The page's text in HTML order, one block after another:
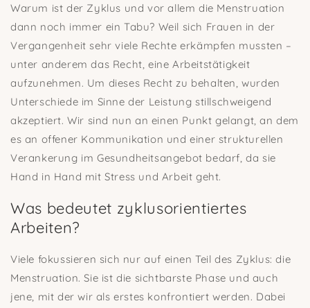
Warum ist der Zyklus und vor allem die Menstruation
dann noch immer ein Tabu? Weil sich Frauen in der
Vergangenheit sehr viele Rechte erkämpfen mussten –
unter anderem das Recht, eine Arbeitstätigkeit
aufzunehmen. Um dieses Recht zu behalten, wurden
Unterschiede im Sinne der Leistung stillschweigend
akzeptiert. Wir sind nun an einen Punkt gelangt, an dem
es an offener Kommunikation und einer strukturellen
Verankerung im Gesundheitsangebot bedarf, da sie
Hand in Hand mit Stress und Arbeit geht.
Was bedeutet zyklusorientiertes
Arbeiten?
Viele fokussieren sich nur auf einen Teil des Zyklus: die
Menstruation. Sie ist die sichtbarste Phase und auch
jene, mit der wir als erstes konfrontiert werden. Dabei